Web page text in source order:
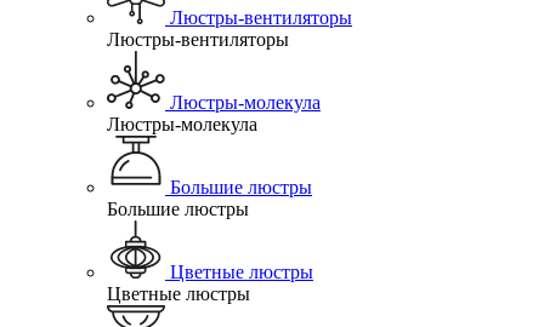
Люстры-вентиляторы
Люстры-вентиляторы
Люстры-молекула
Люстры-молекула
Большие люстры
Большие люстры
Цветные люстры
Цветные люстры